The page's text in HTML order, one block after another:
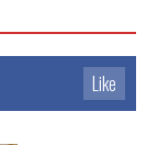
Like